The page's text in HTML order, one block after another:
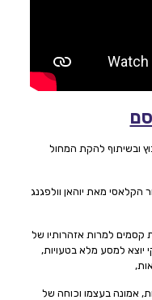
ובשיתוף להקת המחול
מאת יוהאן וולפגנג
קסמים למרות אזהרותיו של
למסע מלא בטעויות,
אמונה בעצמו וכוחה של